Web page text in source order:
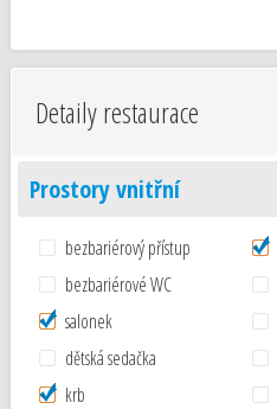
Detaily restaurace
Prostory vnitřní
bezbariérový přístup
bezbariérové WC
salonek
dětská sedačka
krb